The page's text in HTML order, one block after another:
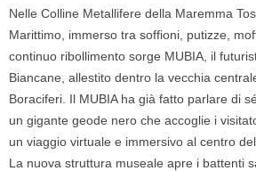
Nelle Colline Metallifere della Maremma
Marittimo, immerso tra soffioni, putizze,
continuo ribollimento sorge MUBIA, il
Biancane, allestito dentro la vecchia
Boraciferi. Il MUBIA ha già fatto parlare di
un gigante geode nero che accoglie i
un viaggio virtuale e immersivo al centro
La nuova struttura museale apre i battenti